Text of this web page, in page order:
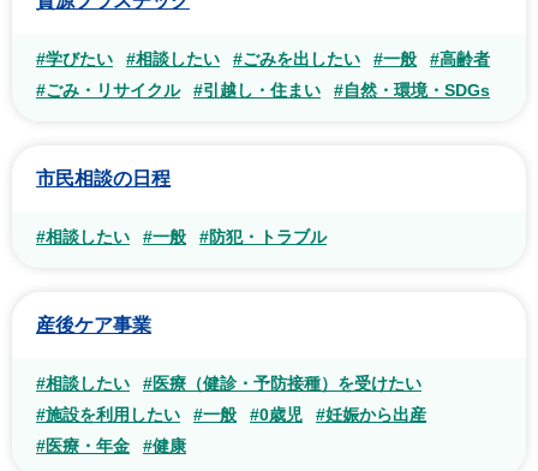
#学びたい #相談したい #ごみを出したい #一般
#高齢者
#ごみ・リサイクル
#引越し・住まい #自然・環境・SDGs
市民相談の日程
#相談したい #一般 #防犯・トラブル
産後ケア事業
#相談したい
#医療（健診・予防接種）を受けたい
#施設を利用したい
#一般 #0歳児
#妊娠から出産
#医療・年金
#健康